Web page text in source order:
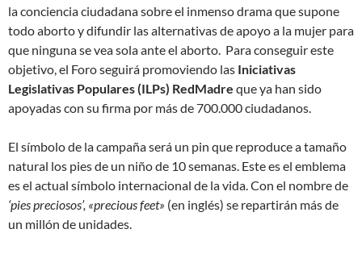
la conciencia ciudadana sobre el inmenso drama que supone
todo aborto y difundir las alternativas de apoyo a la mujer para
que ninguna se vea sola ante el aborto. Para conseguir este
objetivo, el Foro seguirá promoviendo las Iniciativas
Legislativas Populares (ILPs) RedMadre que ya han sido
apoyadas con su firma por más de 700.000 ciudadanos.
El símbolo de la campaña será un pin que reproduce a tamaño
natural los pies de un niño de 10 semanas. Este es el emblema
es el actual símbolo internacional de la vida. Con el nombre de
‘pies preciosos’, «precious feet» (en inglés) se repartirán más de
un millón de unidades.